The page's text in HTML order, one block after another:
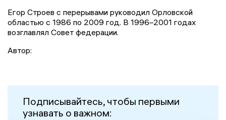
Егор Строев с перерывами руководил Орловской
областью с 1986 по 2009 год. В 1996–2001 годах
возглавлял Совет федерации.
Автор:
Подписывайтесь, чтобы первыми
узнавать о важном: